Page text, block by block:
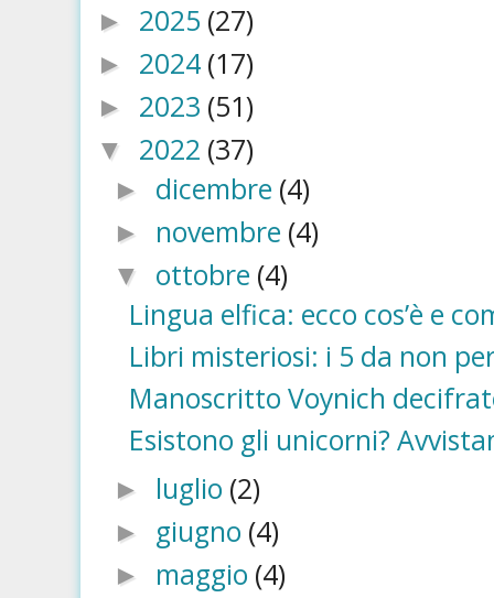
► 2025 (27)
► 2024 (17)
► 2023 (51)
▼ 2022 (37)
► dicembre (4)
► novembre (4)
▼ ottobre (4)
Lingua elfica: ecco cos’è e
Libri misteriosi: i 5 da non
Manoscritto Voynich
Esistono gli unicorni?
► luglio (2)
► giugno (4)
► maggio (4)